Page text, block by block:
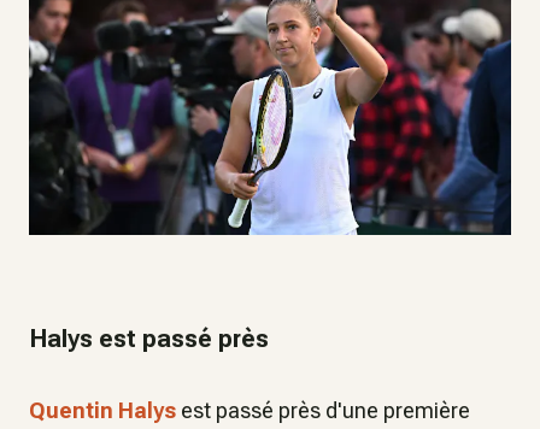
Halys est passé près
Quentin Halys est passé près d'une première